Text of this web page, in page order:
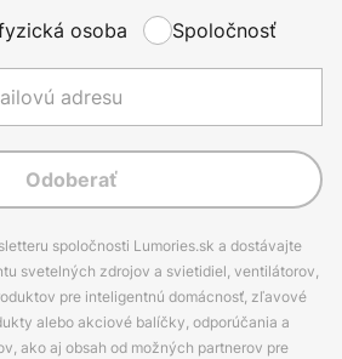
osoba Spoločnosť
Odoberať
spoločnosti Lumories.sk a dostávajte
svetelných zdrojov a svietidiel, ventilátorov,
pre inteligentnú domácnosť, zľavové
alebo akciové balíčky, odporúčania a
ako aj obsah od možných partnerov pre